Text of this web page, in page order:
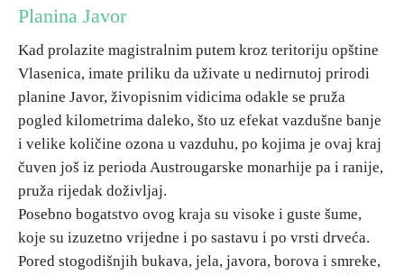
Seoski turizam
Omladinski turizam
Destinacije
Spisak destinacija
Mapa destinacija
Manifestacije
Planina Javor
Kad prolazite magistralnim putem kroz teritoriju opštine
Vlasenica, imate priliku da uživate u nedirnutoj prirodi
planine Javor, živopisnim vidicima odakle se pruža
pogled kilometrima daleko, što uz efekat vazdušne banje
i velike količine ozona u vazduhu, po kojima je ovaj kraj
čuven još iz perioda Austrougarske monarhije pa i ranije,
pruža rijedak doživljaj.
Posebno bogatstvo ovog kraja su visoke i guste šume,
koje su izuzetno vrijedne i po sastavu i po vrsti drveća.
Pored stogodišnjih bukava, jela, javora, borova i smreke,